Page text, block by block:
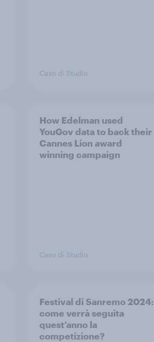
Caso di Studio
How Edelman used
YouGov data to back their
Cannes Lion award
winning campaign
Caso di Studio
Festival di Sanremo 2024:
come verrà seguita
quest’anno la
competizione?